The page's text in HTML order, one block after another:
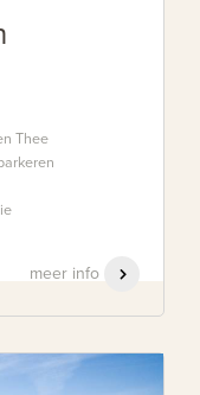
Thee
meer info